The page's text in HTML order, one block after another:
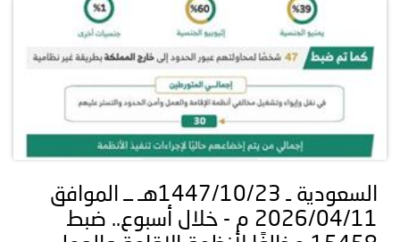
السعودية ـ 1447/10/23هـ ــ الموافق
2026/04/11 م - خلال أسبوع.. ضبط